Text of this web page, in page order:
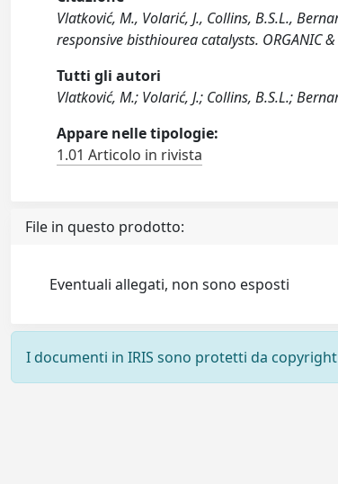
Vlatković, M., Volarić, J., Collins, B.S.L.,
responsive bisthiourea catalysts. ORGANIC
Tutti gli autori
Vlatković, M.; Volarić, J.; Collins, B.S.L.;
Appare nelle tipologie:
1.01 Articolo in rivista
File in questo prodotto:
Eventuali allegati, non sono esposti
I documenti in IRIS sono protetti da